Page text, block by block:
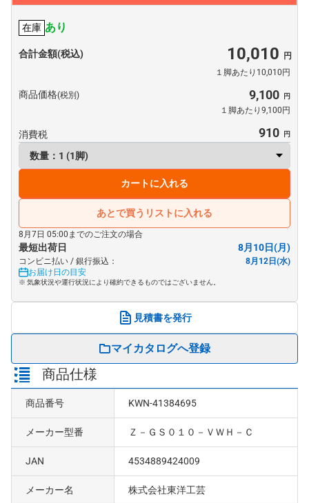
在庫 あり
合計金額(税込) 10,010
１脚あたり10,010円
商品価格(税別) 9,100
１脚あたり9,100円
消費税 910
カートに入れる
あとで買うリストに入れる
8月7日 05:00までのご注文の場合
最短出荷日 8月10日(月)
コンビニ払い / 銀行振込：
8月12日(水)
お届け日の目安
※ 気象状況や運行状況により確約できるものではございません。
見積書を発行
マイカタログへ登録
商品仕様
商品番号 KWN-41384695
メーカー型番 Ｚ－ＧＳ０１０－ＶＷＨ－Ｃ
JAN 4534889424009
メーカー名 株式会社東洋工芸